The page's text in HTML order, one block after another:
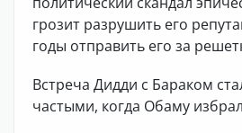
грозит разрушить его
годы отправить его за
Встреча Дидди с Бараком
частыми, когда Обаму